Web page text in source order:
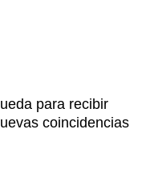
para recibir
coincidencias